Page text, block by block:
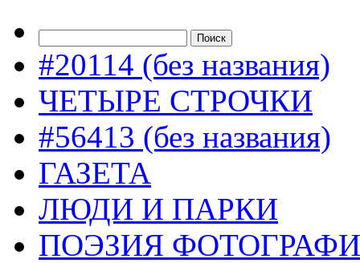
#20114 (без названия)
ЧЕТЫРЕ СТРОЧКИ
#56413 (без названия)
ГАЗЕТА
ЛЮДИ И ПАРКИ
ПОЭЗИЯ